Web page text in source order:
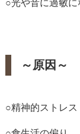
○光や音に過敏に
～原因～
○精神的ストレス